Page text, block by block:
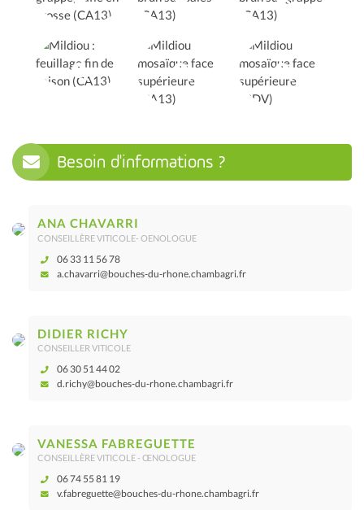
Besoin d'informations ?
ANA CHAVARRI
CONSEILLÈRE VITICOLE- OENOLOGUE
06 33 11 56 78
a.chavarri@bouches-du-rhone.chambagri.fr
DIDIER RICHY
CONSEILLER VITICOLE
06 30 51 44 02
d.richy@bouches-du-rhone.chambagri.fr
VANESSA FABREGUETTE
CONSEILLÈRE VITICOLE - ŒNOLOGUE
06 74 55 81 19
v.fabreguette@bouches-du-rhone.chambagri.fr